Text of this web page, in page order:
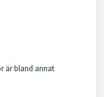
är bland annat